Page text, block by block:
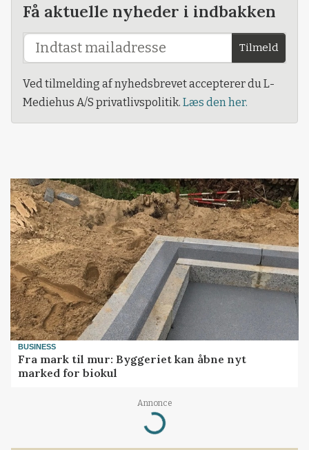
Få aktuelle nyheder i indbakken
Tilmeld
Ved tilmelding af nyhedsbrevet accepterer du L-
Mediehus A/S privatlivspolitik. Læs den her.
BUSINESS
Fra mark til mur: Byggeriet kan åbne nyt
marked for biokul
Annonce
Loading...